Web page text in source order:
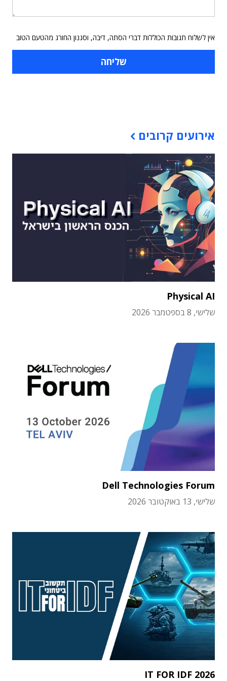
אין לשלוח תגובות הכוללות דברי הסתה, דיבה, וסגנון החורג מהטעם הטוב
אירועים קרובים
Physical AI
שלישי, 8 בספטמבר 2026
Dell Technologies Forum
שלישי, 13 באוקטובר 2026
IT FOR IDF 2026